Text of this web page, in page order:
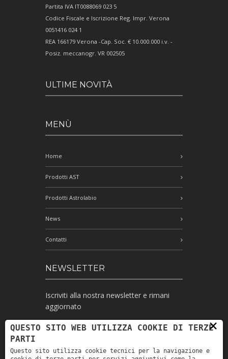
Partita IVA IT0088069 023 5
Codice Fiscale e Iscrizione Reg. Impr. Verona
0051416 024 1
REA 166179 Verona -Cap. Soc. € 10.000.000 i.v. -
Posiz. meccanogr. VR 002505
ULTIME NOVITÀ
MENÙ
Home
Prodotti AST
Prodotti Astrolabio
News
Contatti
NEWSLETTER
Iscriviti alla nostra newsletter e rimani
aggiornato
Ho letto l'informativa e autorizzo il
trattamento dei miei dati personali per le
×
QUESTO SITO WEB UTILIZZA COOKIE DI TERZE
PARTI
Questo sito utilizza cookie tecnici per la navigazione e